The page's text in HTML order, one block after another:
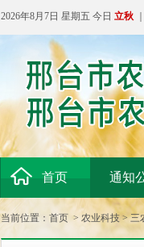
2026年8月7日 星期五 今日 立秋
首页 通知
当前位置： 首页 > 农业科技>三